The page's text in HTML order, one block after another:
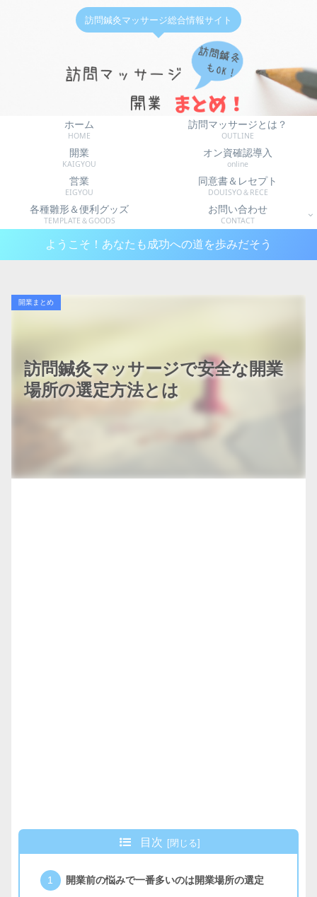
訪問鍼灸マッサージ総合情報サイト
ホーム
HOME
訪問マッサージとは？
OUTLINE
開業
KAIGYOU
オン資確認導入
online
営業
EIGYOU
同意書＆レセプト
DOUISYO＆RECE
各種雛形＆便利グッズ
TEMPLATE＆GOODS
お問い合わせ
CONTACT
ようこそ！あなたも成功への道を歩みだそう
訪問鍼灸マッサージで安全な開業
場所の選定方法とは
開業まとめ
目次
開業前の悩みで一番多いのは開業場所の選定